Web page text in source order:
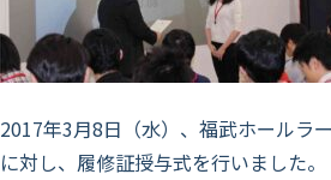
2017年3月8日（水）、福武ホールラ
に対し、履修証授与式を行いました。